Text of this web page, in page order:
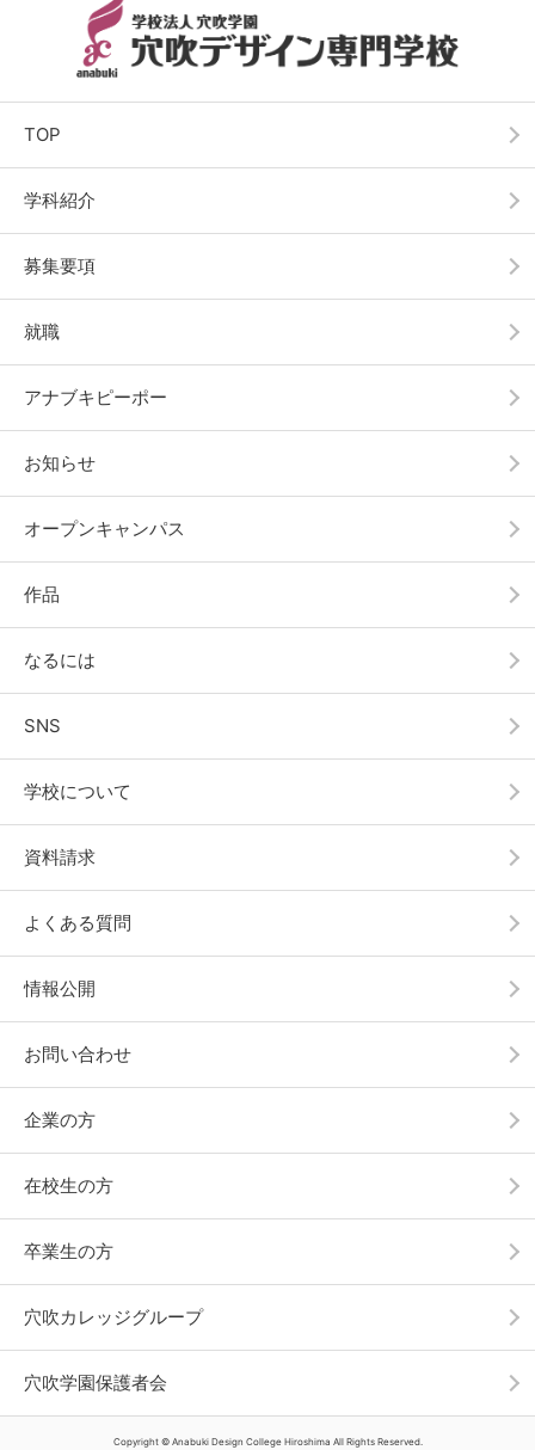
TOP
学科紹介
募集要項
就職
アナブキピーポー
お知らせ
オープンキャンパス
作品
なるには
SNS
学校について
資料請求
よくある質問
情報公開
お問い合わせ
企業の方
在校生の方
卒業生の方
穴吹カレッジグループ
穴吹学園保護者会
Copyright © Anabuki Design College Hiroshima All Rights Reserved.